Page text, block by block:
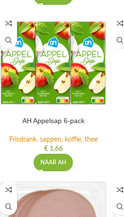
AH Appelsap 6-pack
Frisdrank, sappen, koffie, thee
€1,66
NAAR AH